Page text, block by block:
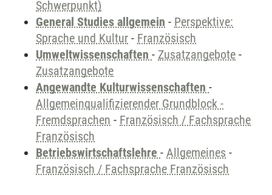
Schwerpunkt)
General Studies allgemein - Perspektive:
Sprache und Kultur - Französisch
Umweltwissenschaften - Zusatzangebote -
Zusatzangebote
Angewandte Kulturwissenschaften -
Allgemeinqualifizierender Grundblock -
Fremdsprachen - Französisch / Fachsprache
Französisch
Betriebswirtschaftslehre - Allgemeines -
Französisch / Fachsprache Französisch